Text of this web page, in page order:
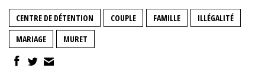
CENTRE DE DÉTENTION COUPLE FAMILLE
ILLÉGALITÉ
MARIAGE
MURET